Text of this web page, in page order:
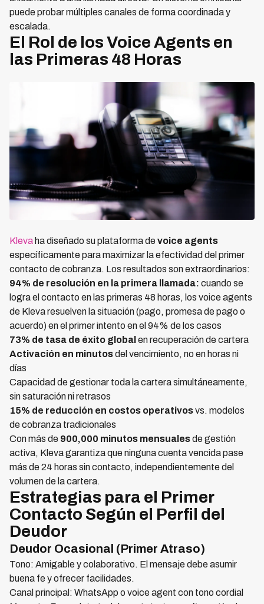
puede probar múltiples canales de forma coordinada y
escalada.
El Rol de los Voice Agents en
las Primeras 48 Horas
Kleva ha diseñado su plataforma devoice agents
específicamente para maximizar la efectividad del primer
contacto de cobranza. Los resultados son extraordinarios:
94% de resolución en la primera llamada: cuando se
logra el contacto en las primeras 48 horas, los voice agents
de Kleva resuelven la situación (pago, promesa de pago o
acuerdo) en el primer intento en el 94% de los casos
73% de tasa de éxito global en recuperación de cartera
Activación en minutosdel vencimiento, no en horas ni
días
Capacidad de gestionar toda la cartera simultáneamente,
sin saturación ni retrasos
15% de reducción en costos operativosvs. modelos
de cobranza tradicionales
Con más de 900,000 minutos mensualesde gestión
activa, Kleva garantiza que ninguna cuenta vencida pase
más de 24 horas sin contacto, independientemente del
volumen de la cartera.
Estrategias para el Primer
Contacto Según el Perfil del
Deudor
Deudor Ocasional (Primer Atraso)
Tono: Amigable y colaborativo. El mensaje debe asumir
buena fe y ofrecer facilidades.
Canal principal: WhatsApp o voice agent con tono cordial